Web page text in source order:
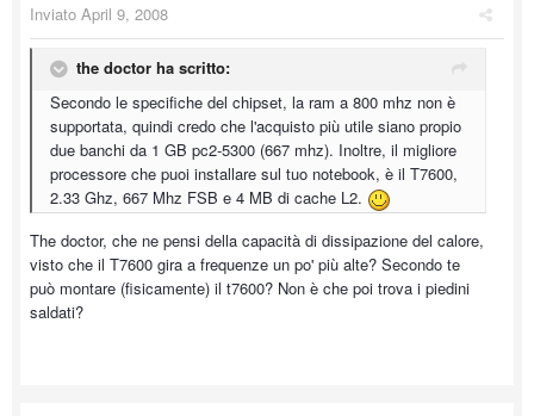
Inviato April 9, 2008
the doctor ha scritto:
Secondo le specifiche del chipset, la ram a 800 mhz non è
supportata, quindi credo che l'acquisto più utile siano propio
due banchi da 1 GB pc2-5300 (667 mhz). Inoltre, il migliore
processore che puoi installare sul tuo notebook, è il T7600,
2.33 Ghz, 667 Mhz FSB e 4 MB di cache L2.
The doctor, che ne pensi della capacità di dissipazione del calore,
visto che il T7600 gira a frequenze un po' più alte? Secondo te
può montare (fisicamente) il t7600? Non è che poi trova i piedini
saldati?